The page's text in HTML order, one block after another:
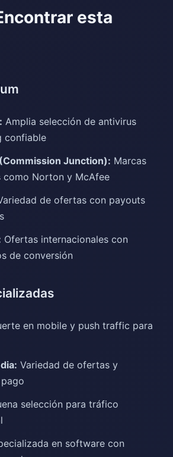
esta
Amplia selección de antivirus
confiable
Junction): Marcas
como Norton y McAfee
de ofertas con payouts
Ofertas internacionales con
de conversión
en mobile y push traffic para
Variedad de ofertas y
selección para tráfico
en software con